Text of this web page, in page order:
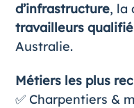
d’infrastructure, la
travailleurs
Australie.
Métiers les plus
✅ Charpentiers &